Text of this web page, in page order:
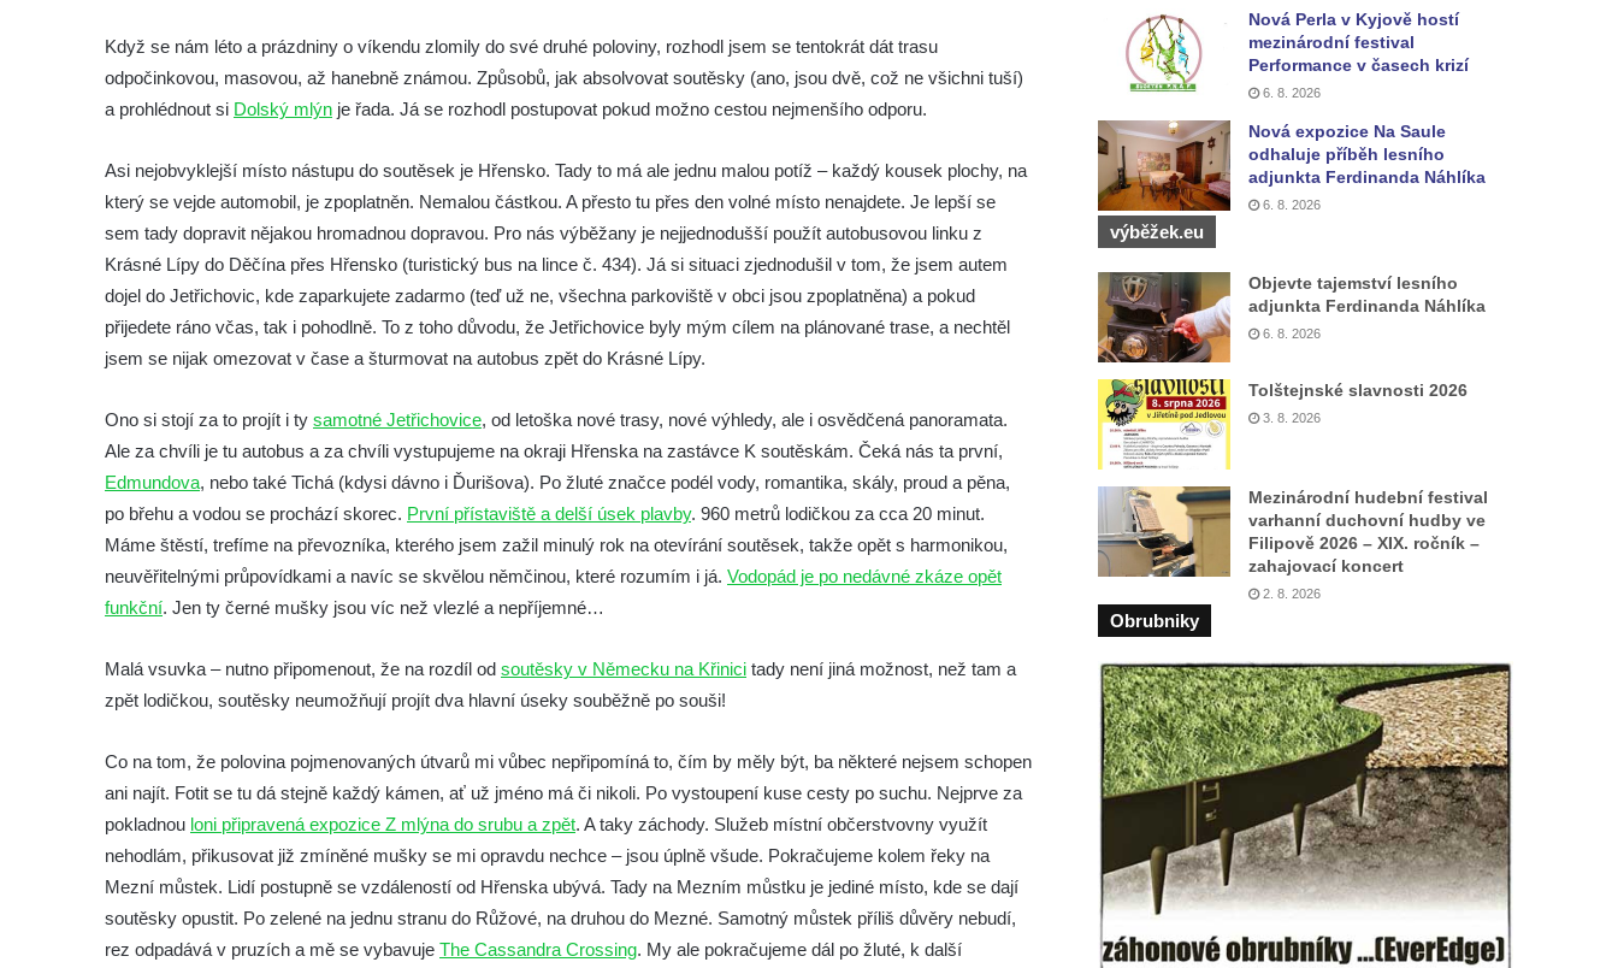
Když se nám léto a prázdniny o víkendu zlomily do své druhé poloviny, rozhodl jsem se tentokrát dát trasu
odpočinkovou, masovou, až hanebně známou. Způsobů, jak absolvovat soutěsky (ano, jsou dvě, což ne všichni tuší)
a prohlédnout si Dolský mlýn je řada. Já se rozhodl postupovat pokud možno cestou nejmenšího odporu.
Asi nejobvyklejší místo nástupu do soutěsek je Hřensko. Tady to má ale jednu malou potíž – každý kousek plochy, na
který se vejde automobil, je zpoplatněn. Nemalou částkou. A přesto tu přes den volné místo nenajdete. Je lepší se
sem tady dopravit nějakou hromadnou dopravou. Pro nás výběžany je nejjednodušší použít autobusovou linku z
Krásné Lípy do Děčína přes Hřensko (turistický bus na lince č. 434). Já si situaci zjednodušil v tom, že jsem autem
dojel do Jetřichovic, kde zaparkujete zadarmo (teď už ne, všechna parkoviště v obci jsou zpoplatněna) a pokud
přijedete ráno včas, tak i pohodlně. To z toho důvodu, že Jetřichovice byly mým cílem na plánované trase, a nechtěl
jsem se nijak omezovat v čase a šturmovat na autobus zpět do Krásné Lípy.
Ono si stojí za to projít i ty samotné Jetřichovice, od letoška nové trasy, nové výhledy, ale i osvědčená panoramata.
Ale za chvíli je tu autobus a za chvíli vystupujeme na okraji Hřenska na zastávce K soutěskám. Čeká nás ta první,
Edmundova, nebo také Tichá (kdysi dávno i Ďurišova). Po žluté značce podél vody, romantika, skály, proud a pěna,
po břehu a vodou se prochází skorec. První přístaviště a delší úsek plavby. 960 metrů lodičkou za cca 20 minut.
Máme štěstí, trefíme na převozníka, kterého jsem zažil minulý rok na otevírání soutěsek, takže opět s harmonikou,
neuvěřitelnými průpovídkami a navíc se skvělou němčinou, které rozumím i já. Vodopád je po nedávné zkáze opět
funkční. Jen ty černé mušky jsou víc než vlezlé a nepříjemné…
Malá vsuvka – nutno připomenout, že na rozdíl od soutěsky v Německu na Křinici tady není jiná možnost, než tam a
zpět lodičkou, soutěsky neumožňují projít dva hlavní úseky souběžně po souši!
Co na tom, že polovina pojmenovaných útvarů mi vůbec nepřipomíná to, čím by měly být, ba některé nejsem schopen
ani najít. Fotit se tu dá stejně každý kámen, ať už jméno má či nikoli. Po vystoupení kuse cesty po suchu. Nejprve za
pokladnou loni připravená expozice Z mlýna do srubu a zpět. A taky záchody. Služeb místní občerstvovny využít
nehodlám, přikusovat již zmíněné mušky se mi opravdu nechce – jsou úplně všude. Pokračujeme kolem řeky na
Mezní můstek. Lidí postupně se vzdáleností od Hřenska ubývá. Tady na Mezním můstku je jediné místo, kde se dají
soutěsky opustit. Po zelené na jednu stranu do Růžové, na druhou do Mezné. Samotný můstek příliš důvěry nebudí,
rez odpadává v pruzích a mě se vybavuje The Cassandra Crossing. My ale pokračujeme dál po žluté, k další
Nová Perla v Kyjově hostí
mezinárodní festival
Performance v časech krizí
6. 8. 2026
Nová expozice Na Saule
odhaluje příběh lesního
adjunkta Ferdinanda Náhlíka
6. 8. 2026
výběžek.eu
Objevte tajemství lesního
adjunkta Ferdinanda Náhlíka
6. 8. 2026
Tolštejnské slavnosti 2026
3. 8. 2026
Mezinárodní hudební festival
varhanní duchovní hudby ve
Filipově 2026 – XIX. ročník –
zahajovací koncert
2. 8. 2026
Obrubniky